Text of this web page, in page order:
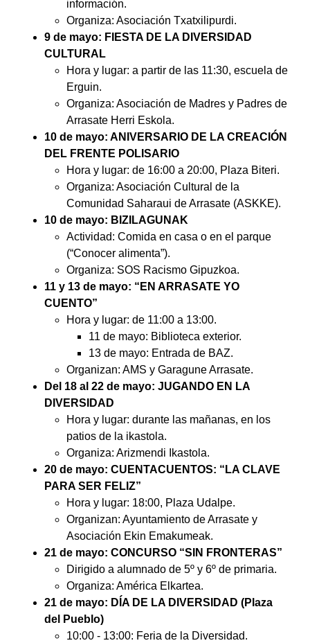
información.
Organiza: Asociación Txatxilipurdi.
9 de mayo: FIESTA DE LA DIVERSIDAD
CULTURAL
Hora y lugar: a partir de las 11:30, escuela de
Erguin.
Organiza: Asociación de Madres y Padres de
Arrasate Herri Eskola.
10 de mayo: ANIVERSARIO DE LA CREACIÓN
DEL FRENTE POLISARIO
Hora y lugar: de 16:00 a 20:00, Plaza Biteri.
Organiza: Asociación Cultural de la
Comunidad Saharaui de Arrasate (ASKKE).
10 de mayo: BIZILAGUNAK
Actividad: Comida en casa o en el parque
(“Conocer alimenta”).
Organiza: SOS Racismo Gipuzkoa.
11 y 13 de mayo: “EN ARRASATE YO
CUENTO”
Hora y lugar: de 11:00 a 13:00.
11 de mayo: Biblioteca exterior.
13 de mayo: Entrada de BAZ.
Organizan: AMS y Garagune Arrasate.
Del 18 al 22 de mayo: JUGANDO EN LA
DIVERSIDAD
Hora y lugar: durante las mañanas, en los
patios de la ikastola.
Organiza: Arizmendi Ikastola.
20 de mayo: CUENTACUENTOS: “LA CLAVE
PARA SER FELIZ”
Hora y lugar: 18:00, Plaza Udalpe.
Organizan: Ayuntamiento de Arrasate y
Asociación Ekin Emakumeak.
21 de mayo: CONCURSO “SIN FRONTERAS”
Dirigido a alumnado de 5º y 6º de primaria.
Organiza: América Elkartea.
21 de mayo: DÍA DE LA DIVERSIDAD (Plaza
del Pueblo)
10:00 - 13:00: Feria de la Diversidad.